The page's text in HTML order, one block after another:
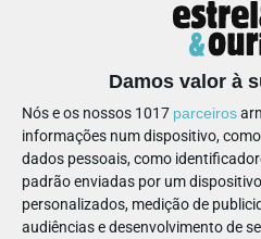
Damos valor à
Nós e os nossos 1017 parceiros
informações num dispositivo,
dados pessoais, como
padrão enviadas por um
personalizados, medição de
audiências e desenvolvimento de
para brincar estão bem fixos,
• Não deve existir um acesso
ou a outras zonas de risco
piscinas, lagos e rios, poços ou
• Conheça a equipa de